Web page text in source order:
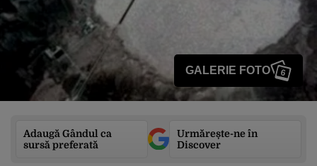
GALERIE FOTO 6
Adaugă Gândul ca
sursă preferată
Urmărește-ne în
Discover